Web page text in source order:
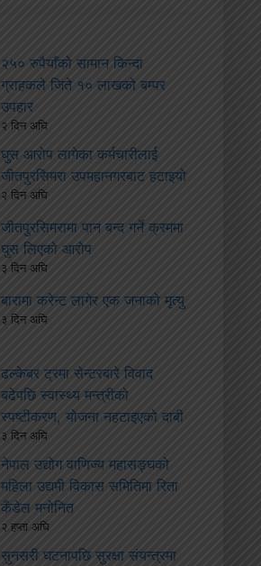
२५० रुपैयाँको सामान किन्दा
ग्राहकले जिते १० लाखको बम्पर
उपहार
२ दिन अघि
घुस आरोप लागेका कर्मचारीलाई
जीतपुरसिमरा उपमहानगरबाट हटाइयो
२ दिन अघि
जीतपुरसिमरामा पान बन्द गर्ने क्रममा
घुस लिएको आरोप
३ दिन अघि
बारामा करेन्ट लागेर एक जनाको मृत्यु
३ दिन अघि
ढल्केबर ट्रमा सेन्टरबारे विवाद
बढेपछि स्वास्थ्य मन्त्रीको
स्पष्टीकरण, योजना नहटाइएको दाबी
३ दिन अघि
नेपाल उद्योग वाणिज्य महासङ्घको
महिला उद्यमी विकास समितिमा रिता
कँडेल मनोनित
२ हप्ता अघि
सुनसरी घटनापछि सुरक्षा संयन्त्रमा